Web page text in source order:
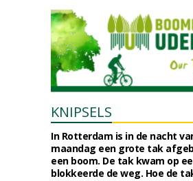
KNIPSELS
In Rotterdam is in de nacht
maandag een grote tak
een boom. De tak kwam op
blokkeerde de weg. Hoe de